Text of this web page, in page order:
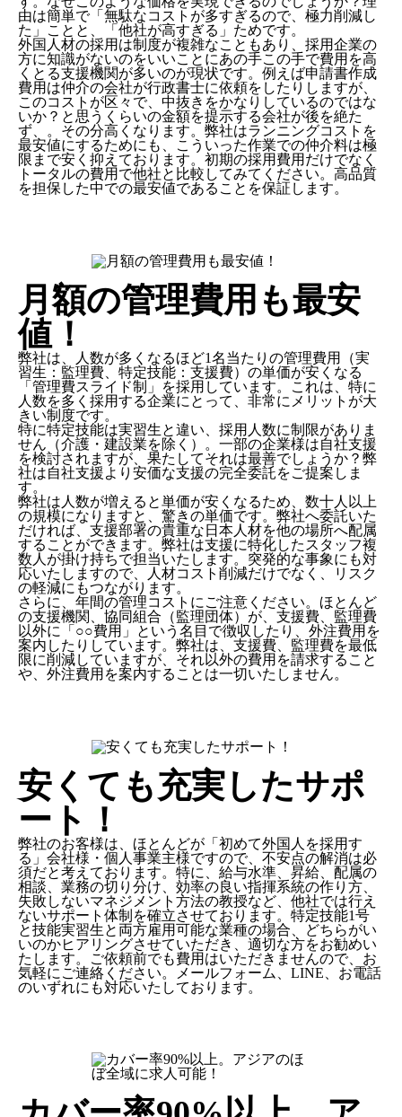
由は簡単で「無駄なコストが多すぎるので、極力削減し
た」ことと、
「他社が高すぎる」 ためです。
外国人材の採用は制度が複雑なこともあり、採用企業の
方に知識がないのをいいことにあの手この手で費用を高
くとる支援機関が多いのが現状です。例えば申請書作成
費用は仲介の会社が行政書士に依頼をしたりしますが、
このコストが区々で、中抜きをかなりしているのではな
いか？と思うくらいの金額を提示する会社が後を絶た
ず、。その分高くなります。弊社はランニングコストを
最安値にするためにも、こういった作業での仲介料は極
限まで安く抑えております。初期の採用費用だけでなく
トータルの費用で他社と比較してみてください。高品質
を担保した中での最安値であることを保証します。
月額の管理費用も最安
値！
弊社は、
人数が多くなるほど1名当たりの管理費用（実
習生：監理費、特定技能：支援費）の単価が安くなる
「管理費スライド制」を採用 しています。これは、特に
人数を多く採用する企業にとって、非常にメリットが大
きい制度です。
特に特定技能は実習生と違い、採用人数に制限がありま
せん（介護・建設業を除く）。一部の企業様は自社支援
を検討されますが、果たしてそれは最善でしょうか？弊
社は自社支援より安価な支援の完全委託をご提案しま
す。
弊社は人数が増えると単価が安くなるため、数十人以上
の規模になりますと、驚きの単価です。弊社へ委託いた
だければ、支援部署の貴重な日本人材を他の場所へ配属
することができます。弊社は支援に特化したスタッフ複
数人が掛け持ちで担当いたします。突発的な事象にも対
応いたしますので、人材コスト削減だけでなく、リスク
の軽減にもつながります。
さらに、年間の管理コストにご注意ください。ほとんど
の支援機関、協同組合（監理団体）が、支援費、監理費
以外に「○○費用」という名目で徴収したり、外注費用を
案内したりしています。弊社は、支援費、監理費を最低
限に削減していますが、それ以外の費用を請求すること
や、外注費用を案内することは一切いたしません。
安くても充実したサポ
ート！
弊社のお客様は、ほとんどが 「初めて外国人を採用す
る」会社様・個人事業主様ですので、不安点の解消は必
須だと考えております。特に、給与水準、昇給、配属の
相談、業務の切り分け、効率の良い指揮系統の作り方、
失敗しないマネジメント方法の教授など、他社では行え
ないサポート体制 を確立させております。特定技能1号
と技能実習生と両方雇用可能な業種の場合、どちらがい
いのかヒアリングさせていただき、適切な方をお勧めい
たします。ご依頼前でも費用はいただきませんので、お
気軽にご連絡ください。メールフォーム、LINE、お電話
のいずれにも対応いたしております。